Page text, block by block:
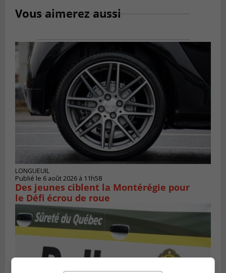
Vous aimerez aussi
LONGUEUIL
Publié le 6 août 2026 à 11h58
Des jeunes ciblent la Montérégie pour
le Défi écrou de roue